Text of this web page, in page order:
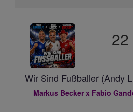
22
Wir Sind Fußballer (Andy
Markus Becker x Fabio